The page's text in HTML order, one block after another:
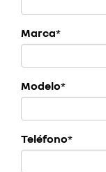
Marca*
Modelo*
Teléfono*